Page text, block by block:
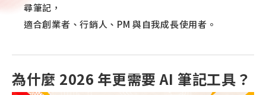
尋筆記，
適合創業者、行銷人、PM 與自我成長使用者。
為什麼 2026 年更需要 AI 筆記工具？